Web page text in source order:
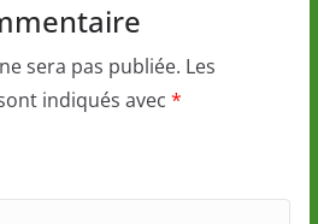
sera pas publiée. Les
indiqués avec *